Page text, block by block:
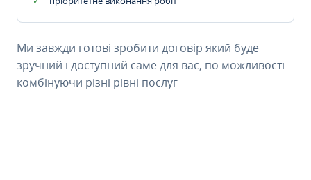
Ми завжди готові зробити договір який буде
зручний і доступний саме для вас, по можливості
комбінуючи різні рівні послуг